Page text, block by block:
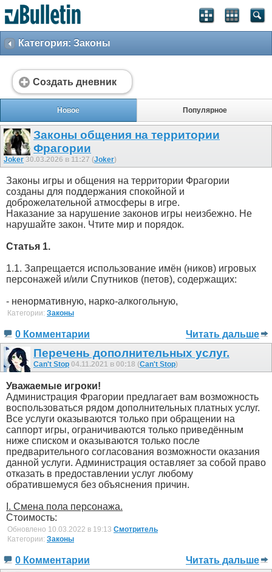
Категория: Законы
Создать дневник
Новое Популярное
Законы общения на территории
Фрагории
Joker 30.03.2026 в 11:27 (Joker)
Законы игры и общения на территории Фрагории
созданы для поддержания спокойной и
доброжелательной атмосферы в игре.
Наказание за нарушение законов игры неизбежно. Не
нарушайте закон. Чтите мир и порядок.
Статья 1.
1.1. Запрещается использование имён (ников) игровых
персонажей и/или Спутников (петов), содержащих:
- ненормативную, нарко-алкогольную,
Категории: Законы
0 Комментарии Читать дальше
Перечень дополнительных услуг.
Can't Stop 04.11.2021 в 00:18 (Can't Stop)
Уважаемые игроки!
Администрация Фрагории предлагает вам возможность
воспользоваться рядом дополнительных платных услуг.
Все услуги оказываются только при обращении на
саппорт игры, ограничиваются только приведённым
ниже списком и оказываются только после
предварительного согласования возможности оказания
данной услуги. Администрация оставляет за собой право
отказать в предоставлении услуг любому
обратившемуся без объяснения причин.
I. Смена пола персонажа.
Стоимость:
Обновлено 10.03.2022 в 19:13 Смотритель
Категории: Законы
0 Комментарии Читать дальше